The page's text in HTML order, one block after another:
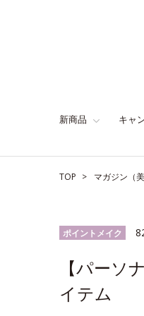
新商品 キャ
TOP マガジン（
ポイントメイク
【パー
イテム